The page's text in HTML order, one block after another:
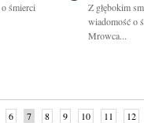
śmierci
Z głębokim
wiadomość o
Mrowca...
6 7 8 9 10 11 12